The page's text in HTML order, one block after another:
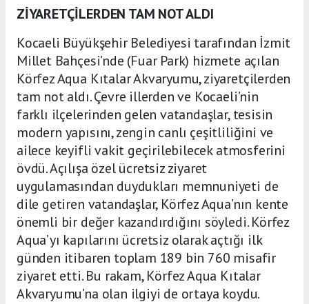
ZİYARETÇİLERDEN TAM NOT ALDI
Kocaeli Büyükşehir Belediyesi tarafından İzmit
Millet Bahçesi’nde (Fuar Park) hizmete açılan
Körfez Aqua Kıtalar Akvaryumu, ziyaretçilerden
tam not aldı. Çevre illerden ve Kocaeli’nin
farklı ilçelerinden gelen vatandaşlar, tesisin
modern yapısını, zengin canlı çeşitliliğini ve
ailece keyifli vakit geçirilebilecek atmosferini
övdü. Açılışa özel ücretsiz ziyaret
uygulamasından duydukları memnuniyeti de
dile getiren vatandaşlar, Körfez Aqua’nın kente
önemli bir değer kazandırdığını söyledi. Körfez
Aqua’yı kapılarını ücretsiz olarak açtığı ilk
günden itibaren toplam 189 bin 760 misafir
ziyaret etti. Bu rakam, Körfez Aqua Kıtalar
Akvaryumu’na olan ilgiyi de ortaya koydu.